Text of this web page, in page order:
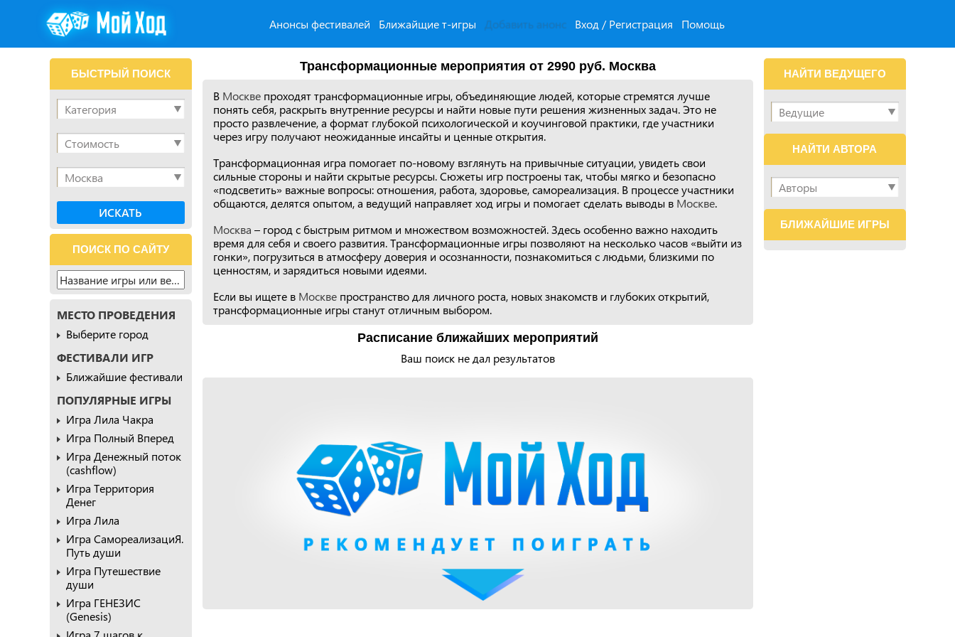
Анонсы фестивалей Ближайщие т-игры Добавить анонс Вход / Регистрация Помощь
Трансформационные мероприятия от 2990 руб. Москва
В Москвепроходят трансформационные игры, объединяющие людей, которые стремятся лучше
понять себя, раскрыть внутренние ресурсы и найти новые пути решения жизненных задач. Это не
просто развлечение, а формат глубокой психологической и коучинговой практики, где участники
через игру получают неожиданные инсайты и ценные открытия.
Трансформационная игра помогает по-новому взглянуть на привычные ситуации, увидеть свои
сильные стороны и найти скрытые ресурсы. Сюжеты игр построены так, чтобы мягко и безопасно
«подсветить» важные вопросы: отношения, работа, здоровье, самореализация. В процессе участники
общаются, делятся опытом, а ведущий направляет ход игры и помогает сделать выводы в Москве.
Москва – город с быстрым ритмом и множеством возможностей. Здесь особенно важно находить
время для себя и своего развития. Трансформационные игры позволяют на несколько часов «выйти из
гонки», погрузиться в атмосферу доверия и осознанности, познакомиться с людьми, близкими по
ценностям, и зарядиться новыми идеями.
Если вы ищете в Москвепространство для личного роста, новых знакомств и глубоких открытий,
трансформационные игры станут отличным выбором.
Расписание ближайших мероприятий
Ваш поиск не дал результатов
БЫСТРЫЙ ПОИСК
ПОИСК ПО САЙТУ
МЕСТО ПРОВЕДЕНИЯ
Выберите город
ФЕСТИВАЛИ ИГР
Ближайшие фестивали
ПОПУЛЯРНЫЕ ИГРЫ
Игра Лила Чакра
Игра Полный Вперед
Игра Денежный поток
(cashflow)
Игра Территория
Денег
Игра Лила
Игра СамореализациЯ.
Путь души
Игра Путешествие
души
Игра ГЕНЕЗИС
(Genesis)
НАЙТИ ВЕДУЩЕГО
НАЙТИ АВТОРА
БЛИЖАЙШИЕ ИГРЫ